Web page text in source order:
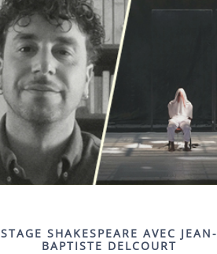
STAGE SHAKESPEARE AVEC JEAN-
BAPTISTE DELCOURT